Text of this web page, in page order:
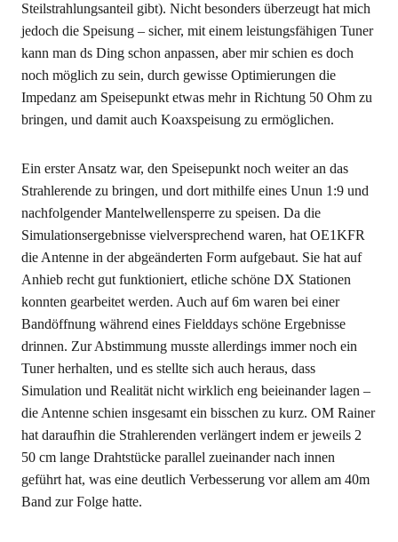
Steilstrahlungsanteil gibt). Nicht besonders überzeugt hat mich
jedoch die Speisung – sicher, mit einem leistungsfähigen Tuner
kann man ds Ding schon anpassen, aber mir schien es doch
noch möglich zu sein, durch gewisse Optimierungen die
Impedanz am Speisepunkt etwas mehr in Richtung 50 Ohm zu
bringen, und damit auch Koaxspeisung zu ermöglichen.
Ein erster Ansatz war, den Speisepunkt noch weiter an das
Strahlerende zu bringen, und dort mithilfe eines Unun 1:9 und
nachfolgender Mantelwellensperre zu speisen. Da die
Simulationsergebnisse vielversprechend waren, hat OE1KFR
die Antenne in der abgeänderten Form aufgebaut. Sie hat auf
Anhieb recht gut funktioniert, etliche schöne DX Stationen
konnten gearbeitet werden. Auch auf 6m waren bei einer
Bandöffnung während eines Fielddays schöne Ergebnisse
drinnen. Zur Abstimmung musste allerdings immer noch ein
Tuner herhalten, und es stellte sich auch heraus, dass
Simulation und Realität nicht wirklich eng beieinander lagen –
die Antenne schien insgesamt ein bisschen zu kurz. OM Rainer
hat daraufhin die Strahlerenden verlängert indem er jeweils 2
50 cm lange Drahtstücke parallel zueinander nach innen
geführt hat, was eine deutlich Verbesserung vor allem am 40m
Band zur Folge hatte.